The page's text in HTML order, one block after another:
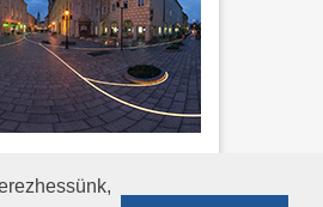
ADATVÉDELEM